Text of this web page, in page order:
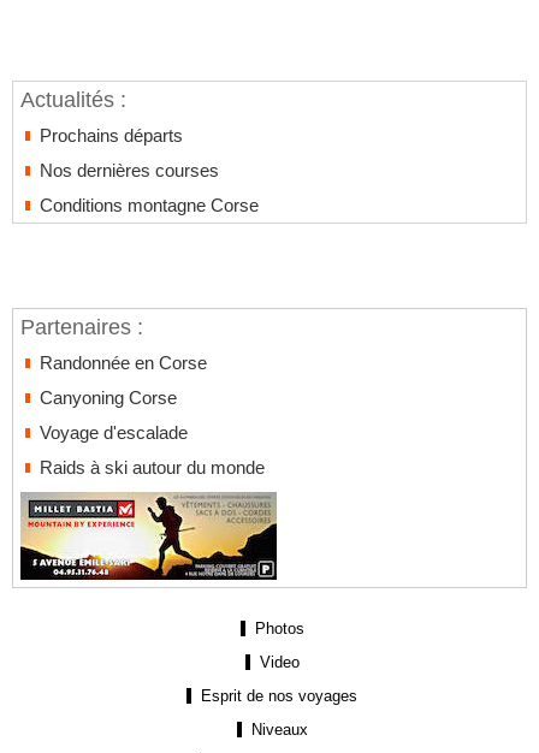
Actualités :
Prochains départs
Nos dernières courses
Conditions montagne Corse
Partenaires :
Randonnée en Corse
Canyoning Corse
Voyage d'escalade
Raids à ski autour du monde
Photos
Video
Esprit de nos voyages
Niveaux